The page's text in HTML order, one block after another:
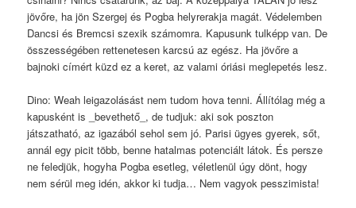
jövőre, ha jön Szergej és Pogba helyrerakja magát. Védelemben
Dancsi és Bremcsi szexik számomra. Kapusunk tulképp van. De
összességében rettenetesen karcsú az egész. Ha jövőre a
bajnoki címért küzd ez a keret, az valami óriási meglepetés lesz.
Dino: Weah leigazolásást nem tudom hova tenni. Állítólag még a
kapusként is _bevethető_, de tudjuk: aki sok poszton
játszatható, az igazából sehol sem jó. Parisi ügyes gyerek, sőt,
annál egy picit több, benne hatalmas potenciált látok. És persze
ne feledjük, hogyha Pogba esetleg, véletlenül úgy dönt, hogy
nem sérül meg idén, akkor ki tudja… Nem vagyok pesszimista!